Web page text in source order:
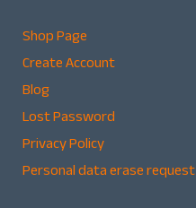
Shop Page
Create Account
Blog
Lost Password
Privacy Policy
Personal data erase request